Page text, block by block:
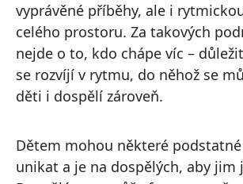
vyprávěné příběhy, ale i
celého prostoru. Za takových
nejde o to, kdo chápe víc –
se rozvíjí v rytmu, do něhož se
děti i dospělí zároveň.
Dětem mohou některé
unikat a je na dospělých, aby jim